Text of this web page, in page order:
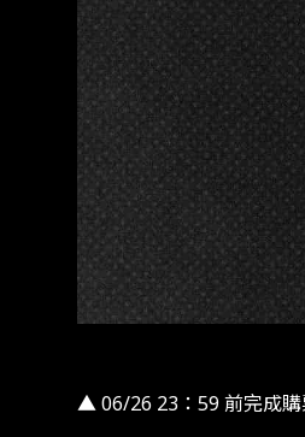
▲ 06/26 23：59 前完成購